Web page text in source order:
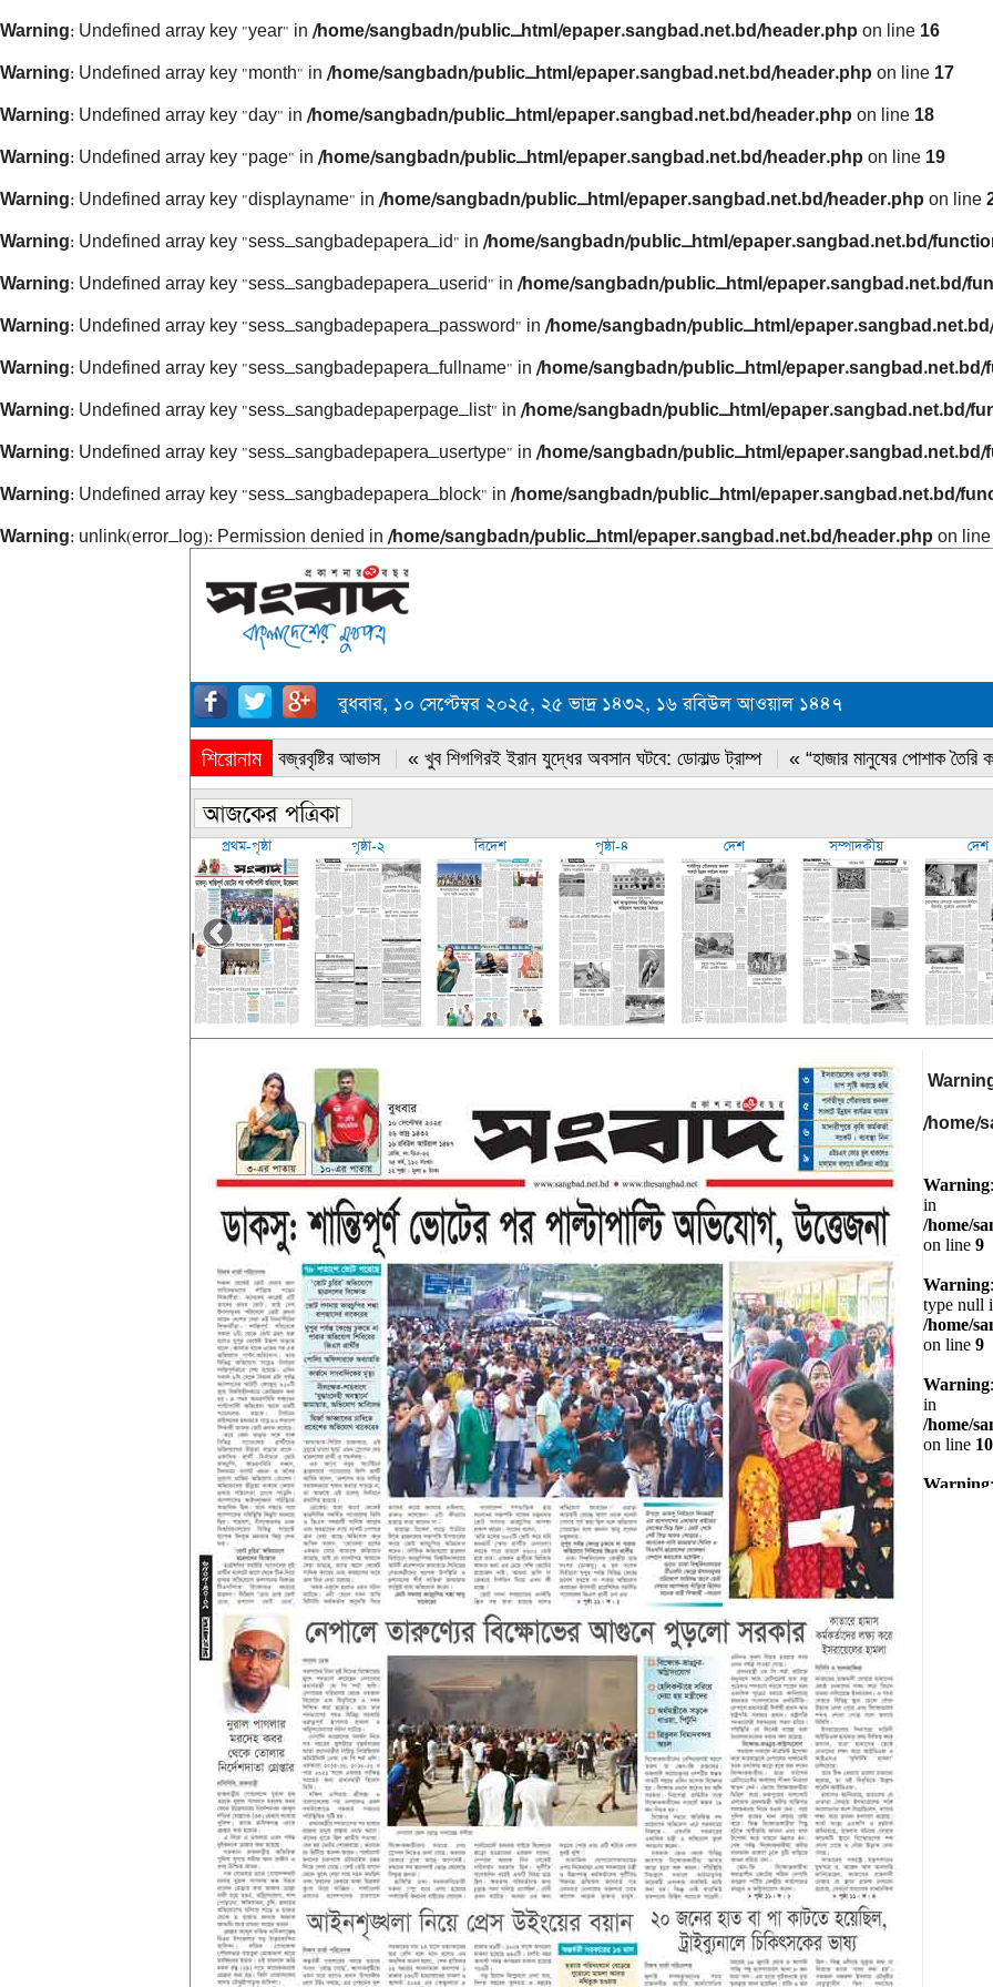
Warning: Undefined array key "year" in /home/sangbadn/public_html/epaper.sangbad.net.bd/header.php on line 16
Warning: Undefined array key "month" in /home/sangbadn/public_html/epaper.sangbad.net.bd/header.php on line 17
Warning: Undefined array key "day" in /home/sangbadn/public_html/epaper.sangbad.net.bd/header.php on line 18
Warning: Undefined array key "page" in /home/sangbadn/public_html/epaper.sangbad.net.bd/header.php on line 19
Warning: Undefined array key "displayname" in /home/sangbadn/public_html/epaper.sangbad.net.bd/header.php on line
Warning: Undefined array key "sess_sangbadepapera_id" in /home/sangbadn/public_html/epaper.sangbad.net.bd/
Warning: Undefined array key "sess_sangbadepapera_userid" in /home/sangbadn/public_html/epaper.sangbad.net.bd/
Warning: Undefined array key "sess_sangbadepapera_password" in /home/sangbadn/public_html/
Warning: Undefined array key "sess_sangbadepapera_fullname" in /home/sangbadn/public_html/
Warning: Undefined array key "sess_sangbadepaperpage_list" in /home/sangbadn/public_html/epaper.sangbad.net.bd/
Warning: Undefined array key "sess_sangbadepapera_usertype" in /home/sangbadn/public_html/
Warning: Undefined array key "sess_sangbadepapera_block" in /home/sangbadn/public_html/epaper.sangbad.net.bd/
Warning: unlink(error_log): Permission denied in /home/sangbadn/public_html/epaper.sangbad.net.bd/header.php on line
বুধবার, ১০ সেপ্টেম্বর ২০২৫, ২৫ ভাদ্র ১৪৩২, ১৬ রবিউল আওয়াল ১৪৪৭
শিরোনাম
« সারাদেশে বজ্রবৃষ্টির আভাস « খুব শিগগিরই ইরান যুদ্ধের অবসান ঘটবে: ডোনাল্ড ট্রাম্প « “হাজার মানুষের পোশাক তৈরি
প্রথম-পৃষ্ঠা পৃষ্ঠা-২ বিদেশ পৃষ্ঠা-৪ দেশ সম্পাদকীয় দেশ
/home/